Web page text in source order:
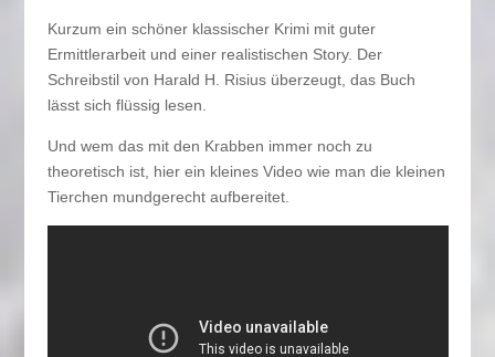
Kurzum ein schöner klassischer Krimi mit guter
Ermittlerarbeit und einer realistischen Story. Der
Schreibstil von Harald H. Risius überzeugt, das Buch
lässt sich flüssig lesen.
Und wem das mit den Krabben immer noch zu
theoretisch ist, hier ein kleines Video wie man die kleinen
Tierchen mundgerecht aufbereitet.